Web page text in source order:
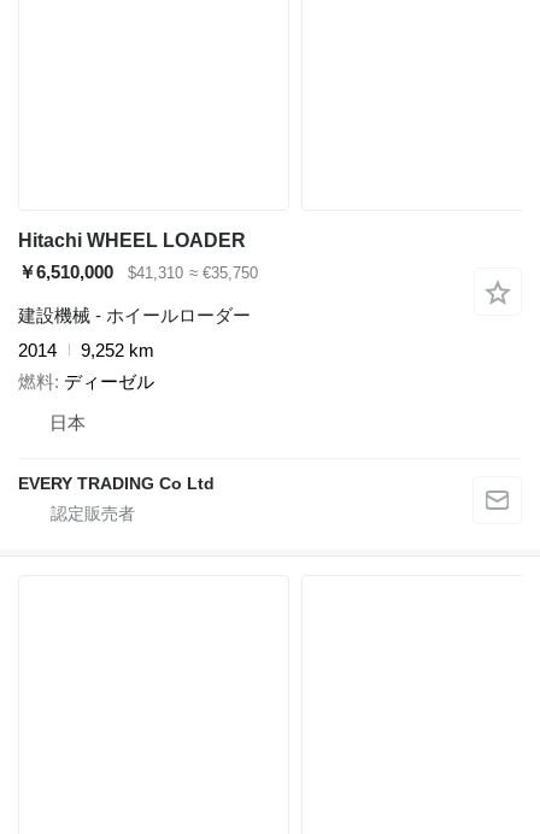
Hitachi WHEEL LOADER
￥6,510,000
$41,310 ≈ €35,750
建設機械 - ホイールローダー
2014
9,252 km
燃料 ディーゼル
日本
EVERY TRADING Co Ltd